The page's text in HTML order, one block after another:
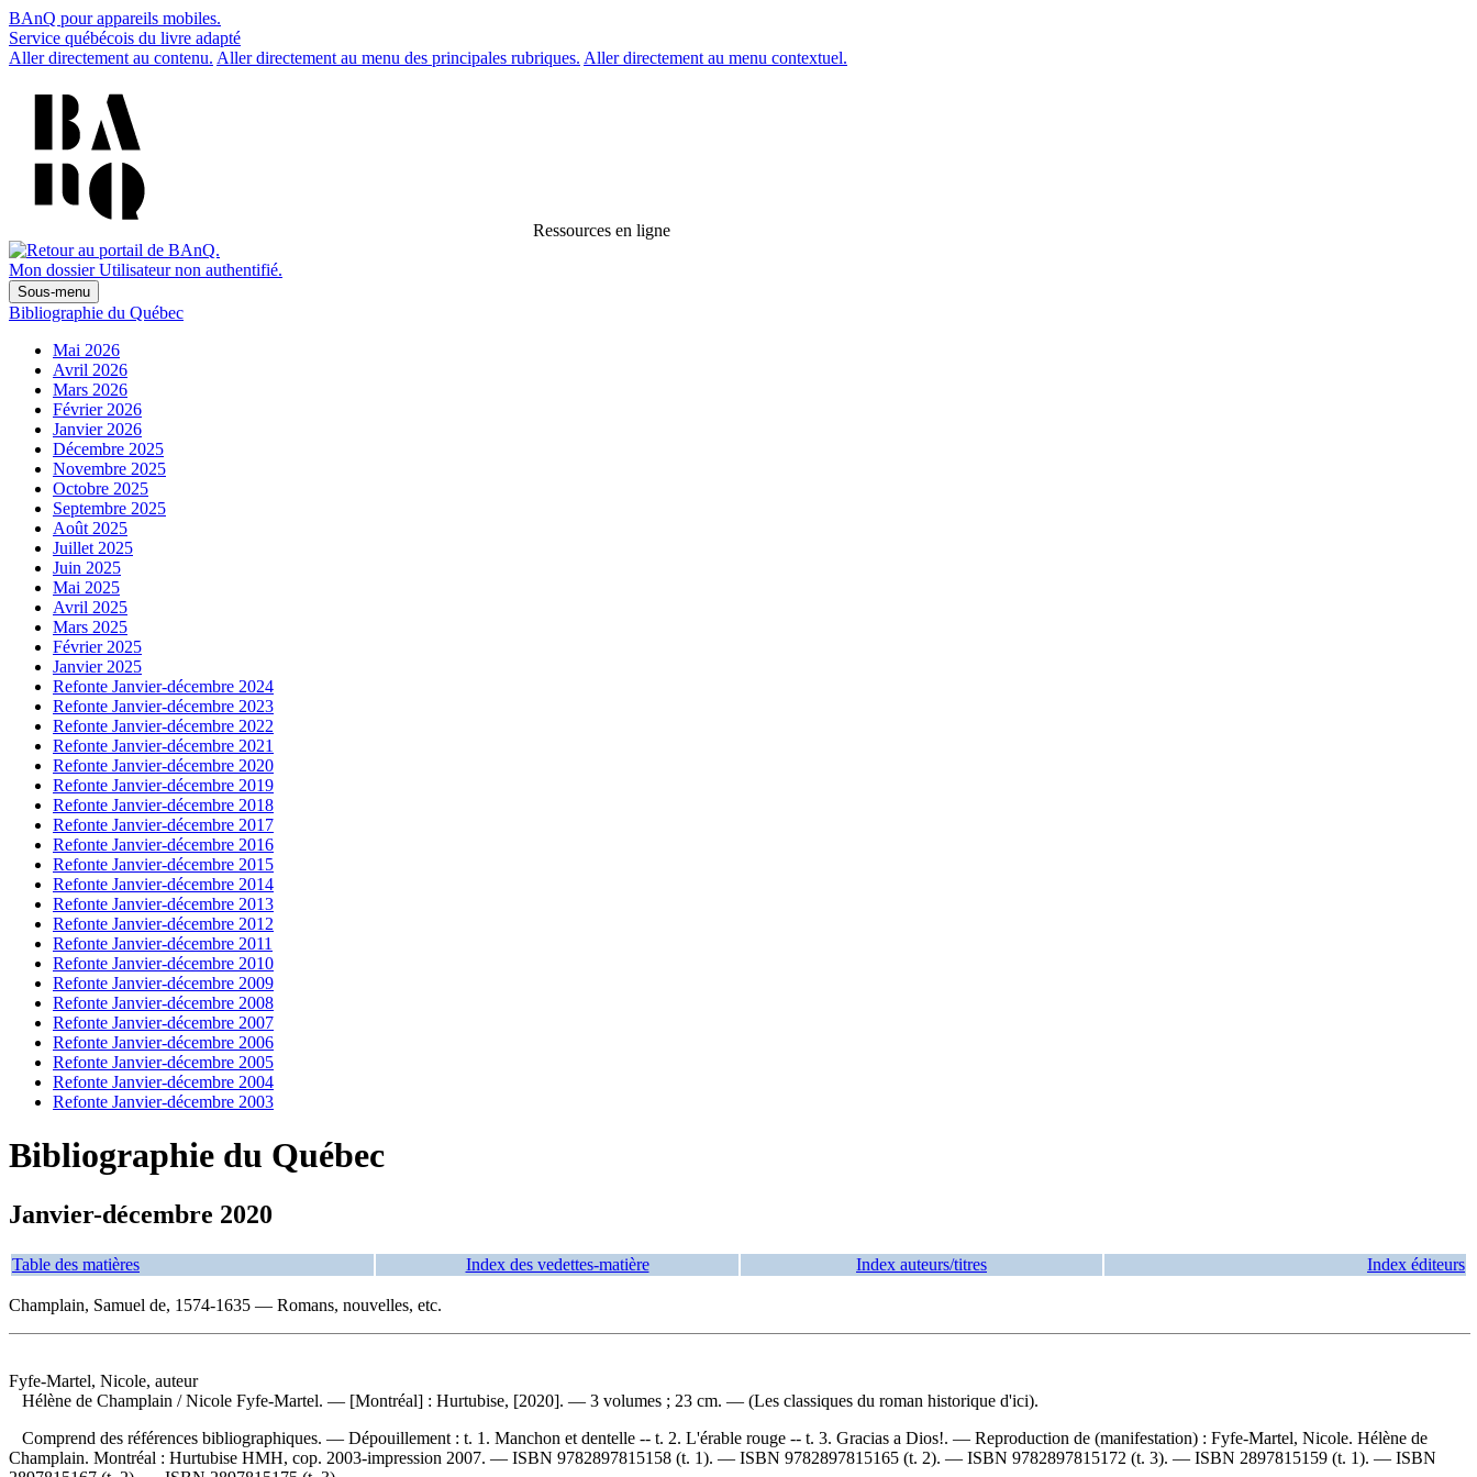
BAnQ pour appareils mobiles.
Service québécois du livre adapté
Aller directement au contenu. Aller directement au menu des principales rubriques. Aller directement au menu contextuel.
Ressources en ligne
Mon dossier Utilisateur non authentifié.
Sous-menu
Bibliographie du Québec
Mai 2026
Avril 2026
Mars 2026
Février 2026
Janvier 2026
Décembre 2025
Novembre 2025
Octobre 2025
Septembre 2025
Août 2025
Juillet 2025
Juin 2025
Mai 2025
Avril 2025
Mars 2025
Février 2025
Janvier 2025
Refonte Janvier-décembre 2024
Refonte Janvier-décembre 2023
Refonte Janvier-décembre 2022
Refonte Janvier-décembre 2021
Refonte Janvier-décembre 2020
Refonte Janvier-décembre 2019
Refonte Janvier-décembre 2018
Refonte Janvier-décembre 2017
Refonte Janvier-décembre 2016
Refonte Janvier-décembre 2015
Refonte Janvier-décembre 2014
Refonte Janvier-décembre 2013
Refonte Janvier-décembre 2012
Refonte Janvier-décembre 2011
Refonte Janvier-décembre 2010
Refonte Janvier-décembre 2009
Refonte Janvier-décembre 2008
Refonte Janvier-décembre 2007
Refonte Janvier-décembre 2006
Refonte Janvier-décembre 2005
Refonte Janvier-décembre 2004
Refonte Janvier-décembre 2003
Bibliographie du Québec
Janvier-décembre 2020
Table des matières Index des vedettes-matière Index auteurs/titres Index éditeurs
Champlain, Samuel de, 1574-1635 — Romans, nouvelles, etc.
Fyfe-Martel, Nicole, auteur
Hélène de Champlain / Nicole Fyfe-Martel. — [Montréal] : Hurtubise, [2020]. — 3 volumes ; 23 cm. — (Les classiques du roman historique d'ici).
Comprend des références bibliographiques. — Dépouillement : t. 1. Manchon et dentelle -- t. 2. L'érable rouge -- t. 3. Gracias a Dios!. — Reproduction de (manifestation) : Fyfe-Martel, Nicole. Hélène de
Champlain. Montréal : Hurtubise HMH, cop. 2003-impression 2007. — ISBN 9782897815158 (t. 1). — ISBN 9782897815165 (t. 2). — ISBN 9782897815172 (t. 3). — ISBN 2897815159 (t. 1). — ISBN